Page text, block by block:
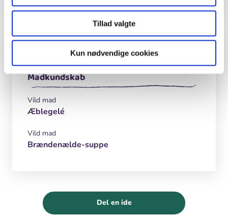
Tillad valgte
Kun nødvendige cookies
Madkundskab
Vild mad
Æblegelé
Vild mad
Brændenælde-suppe
Del en ide